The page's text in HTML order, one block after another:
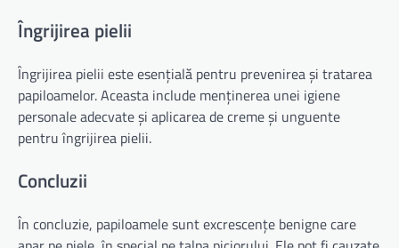
Îngrijirea pielii
Îngrijirea pielii este esențială pentru prevenirea și tratarea
papiloamelor. Aceasta include menținerea unei igiene
personale adecvate și aplicarea de creme și unguente
pentru îngrijirea pielii.
Concluzii
În concluzie, papiloamele sunt excrescențe benigne care